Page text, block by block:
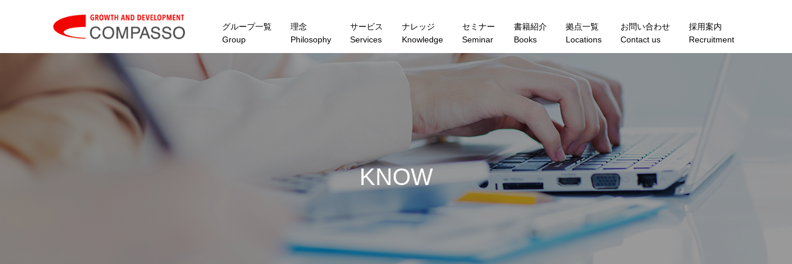
グループ一覧
Group
理念
Philosophy
サービス
Services
ナレッジ
Knowledge
セミナー
Seminar
書籍紹介
Books
拠点一覧
Locations
お問い合わせ
Contact us
採用案内
Recruitment
KNOWLEDGE